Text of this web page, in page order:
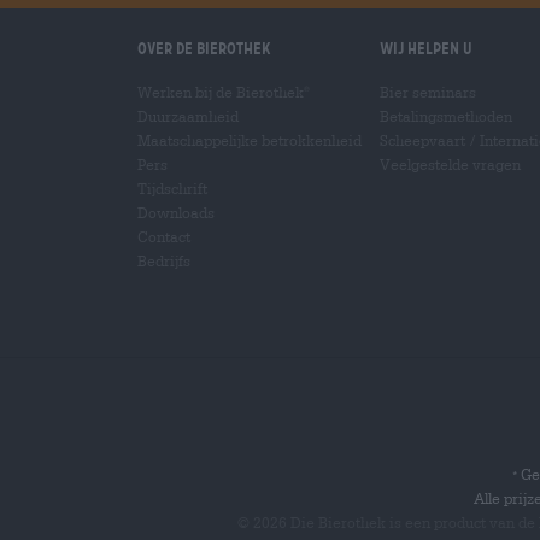
Over de Bierothek Wij helpen u
*
Alle